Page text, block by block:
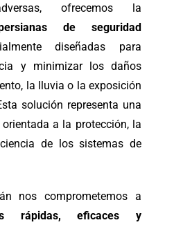
ofrecemos la
de seguridad
diseñadas para
y minimizar los daños
la lluvia o la exposición
solución representa una
a la protección, la
de los sistemas de
nos comprometemos a
rápidas, eficaces y